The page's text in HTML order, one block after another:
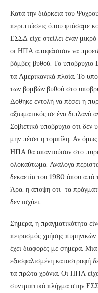
Κατά την διάρκεια του
περιπτώσεις όπου φτάσαμε
ΕΣΣΔ είχε στείλει έναν
οι ΗΠΑ αποφάσισαν να
βόμβες βυθού. Το υποβρύχιο
τα Αμερικανικά πλοία. Το
των βομβών βυθού στο
Δόθηκε εντολή να πέσει η
αξιωματικός σε ένα διπλανό
Σοβιετικό υποβρύχιο ότι δεν
μην πέσει η τορπίλη. Αν
ΗΠΑ θα απαντούσαν στο
ολοκαύτωμα. Ανάλογα
δεκαετία του 1980 όπου από
Άρα, η άποψη ότι τα
δεν ισχύει.
Σήμερα, η πραγματικότητα
πειρασμός χρήσης
έχει διαφορές με σήμερα.
εξασφαλισμένη καταστροφή
τα πρώτα χρόνια. Οι ΗΠΑ
συντριπτικό πλήγμα στην